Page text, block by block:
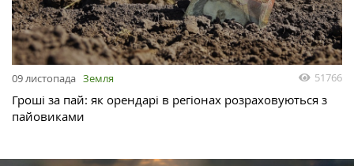
09 листопада Земля 51766
Гроші за пай: як орендарі в регіонах розраховуються з
пайовиками